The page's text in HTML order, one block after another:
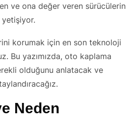
ve ona değer veren sürücülerin
korumak için en son teknoloji
Bu yazımızda, oto kaplama
olduğunu anlatacak ve
Neden